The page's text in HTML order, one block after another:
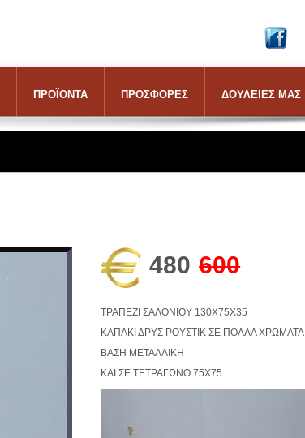
ΠΡΟΪΟΝΤΑ ΠΡΟΣΦΟΡΕΣ ΔΟΥΛΕΙΕΣ ΜΑΣ
480 600
ΤΡΑΠΕΖΙ ΣΑΛΟΝΙΟΥ 130Χ75Χ35
ΚΑΠΑΚΙ ΔΡΥΣ ΡΟΥΣΤΙΚ ΣΕ ΠΟΛΛΑ ΧΡΩΜΑΤΑ
ΒΑΣΗ ΜΕΤΑΛΛΙΚΗ
ΚΑΙ ΣΕ ΤΕΤΡΑΓΩΝΟ 75Χ75